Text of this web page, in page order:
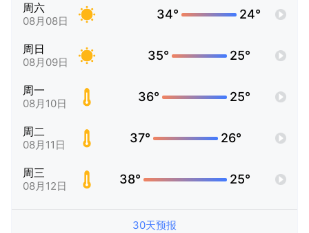
周六
08月08日 34° 24°
周日
08月09日 35° 25°
周一
08月10日 36° 25°
周二
08月11日 37° 26°
周三
08月12日 38° 25°
30天预报